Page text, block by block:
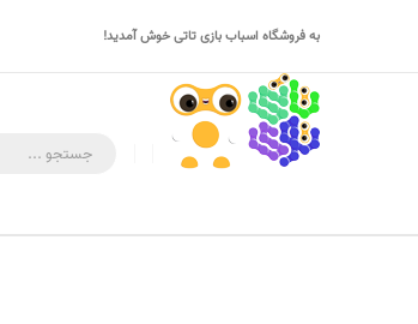
به فروشگاه اسباب بازی تاتی خوش آمدید!